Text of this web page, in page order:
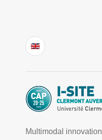
Multimodal